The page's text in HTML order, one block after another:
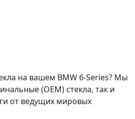
на вашем BMW 6-Series? Мы
(OEM) стекла, так и
от ведущих мировых